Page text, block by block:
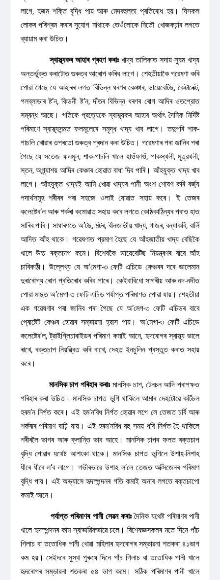
লাগে, হজম শক্তি বৃদ্ধি পায় আৰু মেদবহুলতা প্ৰতিৰোধ হয়। যিসকল
লোকৰ পৰিশ্ৰম কৰাৰ সুযোগ নাথাকে তেওঁলোকে নিতৌ খোজকঢ়াৰ লগতে
ব্যায়াম কৰা উচিত।
স্বাস্থ্যকৰআহাৰগ্ৰহণকৰাঃখাদ্য তালিকাত সদায় সুষম খাদ্য
অন্তর্ভুক্ত কৰাটোত গুৰুত্ব আৰোপ কৰিব লাগে। শেহতীয়াকৈ গৱেষণা কৰি
পোৱা গৈছে যে আহাৰৰ লগত বিভিন্ন ধৰণৰ কেঞ্চাৰ, ডায়েবেটিছ, কেটাৰেক্ট,
গলব্লাডাৰ ষ্ট’ন, কিডনী ষ্ট’ন, দাঁতৰ বিভিন্ন ধৰণৰ ৰোগ আদিৰ ওতপ্রোত
সম্বন্ধ আছে। গতিকে প্রত্যেকে স্বাস্থ্যকৰ আহাৰ অৰ্থাৎ দৈনিক নির্দিষ্ট
পৰিমাণে স্বাস্থ্যসন্মত ফলমূলেৰে সমৃদ্ধ খাদ্য খাব লাগে। তদুপৰি শাক-
পাচলি খোৱাৰ ওপৰতো গুৰুত্ব প্ৰদান কৰা উচিত। গৱেষণাৰ পৰা জানিব পৰা
গৈছে যে সতেজ ফলমূল, শাক-পাচলি খালে হাওঁফাওঁ, পাকস্থলী, মূত্রথলী,
স্তন, অগ্ন্যাশয় আদিৰ কেঞ্চাৰ হোৱাত বাধা দিব পাৰি। আঁহযুক্ত খাদ্য খাব
লাগে। আঁহযুক্ত খাদ্যই আমি খোৱা খাদ্যৰ পানী অংশ শোষণ কৰি বর্জ্য
পদার্থসমূহ শৰীৰৰ পৰা সহজে ওলাই যোৱাত সহায় কৰে। ই তেজৰ
কলেষ্টেৰ’ল আৰু শৰ্কৰা কমোৱাত সহায় কৰে লগতে কোষ্ঠকাঠিন্যৰ পৰাও হাত
সাৰিব পাৰি। সাধাৰণতে অ’টছ, মটৰ, বীনজাতীয় খাদ্য, গাজৰ, বন্ধাকবি, বার্লি
আদিত আঁহ থাকে। গৱেষণাত প্রমাণ হৈছে যে আঁহজাতীয় খাদ্য বেছিকৈ
খালে উচ্চ ৰক্তচাপ কমে। বিশেষকৈ ডায়েবেটিছ নিয়ন্ত্ৰণৰ বাবে আঁহ
চাবিকাঠী। উল্লেখ্য যে অ’মেগা-৩ ফেটি এচিডে কেঞ্চৰৰ দৰে ভালেমান
দুৰাৰোগ্য ৰোগ প্ৰতিৰোধ কৰিব পাৰে। কেইবাবিধো সাগৰীয় আৰু নদ-নদীত
পোৱা মাছত অ’মেগা-৩ ফেটি এচিড পর্যাপ্ত পৰিমাণত পোৱা যায়। শেহতীয়া
এক গৱেষণাৰ পৰা জানিব পৰা গৈছে যে অ’মেগ-৩ ফেটি এচিডৰ বাবে
প্ৰোষ্টেট কেঞ্চৰ হোৱাৰ সম্ভাৱনা হ্রাস পায়। অ’মেগা-৩ ফেটি এচিডে
কলেষ্টেৰ’ল, ট্রাইগ্লিচাৰাইডৰ পৰিমাণ কমাই আনে, হৃদৰোগৰ স্বাস্থ্য ভালে
ৰাখে, ৰক্তচাপ নিয়ন্ত্ৰিত কৰি ৰাখে, দেহত ইনচুলিন প্ৰস্তুত কৰাত সহায়
কৰে।
মানসিক চাপপৰিহাৰকৰাঃমানসিক চাপ, টেনচন আদি পৰাপক্ষত
পৰিহাৰ কৰা উচিত। মানসিক চাপত ভুগি থাকিলে আমাৰ দেহটোৱে কৰ্টিচল
হৰম’ন নিৰ্গত কৰে। এই হম’নবিধ নিৰ্গত হোৱাৰ লগে লে তেজত চৰ্বি আৰু
শৰ্কৰাৰ পৰিমাণ বাঢ়ি যায়। এই হৰম’নবিধ বহু সময় ধৰি নিৰ্গত হৈ থাকিলে
শৰীৰলৈ ভাগৰ আৰু ক্লান্তি ভাব আহে। মানসিক চাপৰ ফলত ৰক্তচাপ
বৃদ্ধি পোৱাৰ যথেষ্ট আশংকা থাকে। মানসিক চাপত ভুগিলে উশাহ-নিশাহ
ধীৰে ধীৰে ল’ব লাগে। গভীৰভাৱে উশাহ ল’লে তেজত অক্সিজেনৰ পৰিমাণ
বৃদ্ধি পায়। এই অভ্যাসে হৃদস্পন্দনৰ গতি কমাই অনাৰ লগতে ৰক্তচাপো
কমাই আনে।
পর্যাপ্তপৰিমাণৰ পানী সেৱন কৰাঃদৈনিক যথেষ্ট পৰিমাণৰ পানী
খালে হৃদস্পন্দনৰ কাম স্বাভাৱিকভাৱে চলে। বিশেষজ্ঞসকলৰ মতে দিনে পাঁচ
গিলাচ বা ততোধিক পানী খোৱা মহিলাৰ হৃদৰোগৰ সম্ভাৱনা শতকৰা ৪১ভাগ
কম হয়। সেইদৰে সুস্থ পুৰুষে দিনে পাঁচ গিলাচ বা ততোধিক পানী খালে
হৃদৰোগৰ সম্ভাৱনা শতকৰা ৫৪ ভাগ কমে। সঠিক পৰিমাণৰ পানী খালে